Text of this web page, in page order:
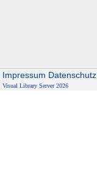
Impressum Datenschutz
Visual Library Server 2026